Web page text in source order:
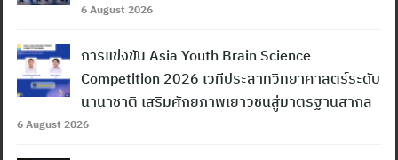
6 August 2026
การแข่งขัน Asia Youth Brain Science
Competition 2026 เวทีประสาทวิทยาศาสตร์ระดับ
นานาชาติ เสริมศักยภาพเยาวชนสู่มาตรฐานสากล
6 August 2026